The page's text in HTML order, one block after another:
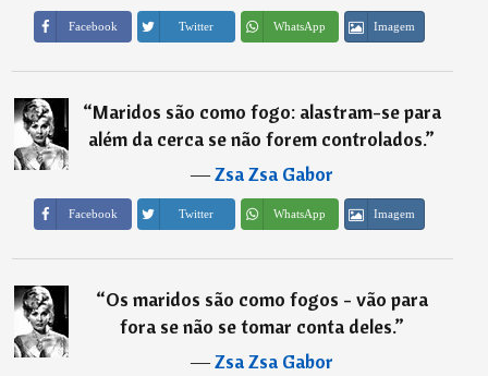
Facebook Twitter WhatsApp Imagem
“Maridos são como fogo: alastram-se para
além da cerca se não forem controlados.”
―Zsa Zsa Gabor
Facebook Twitter WhatsApp Imagem
“Os maridos são como fogos - vão para
fora se não se tomar conta deles.”
―Zsa Zsa Gabor